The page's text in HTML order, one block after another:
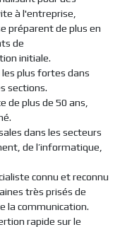
à l'entreprise,
préparent de plus en
de
initiale.
plus fortes dans
sections.
de plus de 50 ans,
dans les secteurs
de l’informatique,
connu et reconnu
très prisés de
la communication.
rapide sur le